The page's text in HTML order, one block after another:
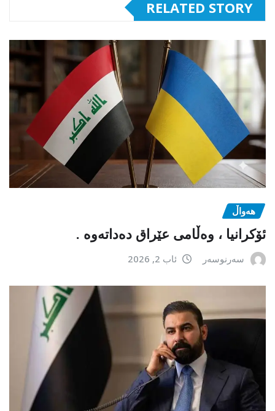
RELATED STORY
هەواڵ
ئۆکرانیا ، وەڵامی عێراق دەداتەوە .
سەرنوسەر ئاب 2, 2026